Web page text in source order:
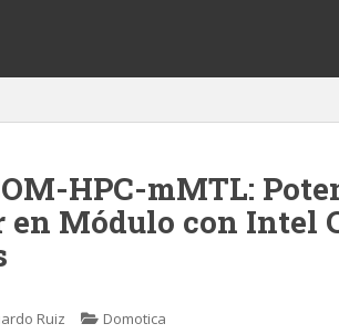
HPC-mMTL:
en Módulo con Intel
Ruiz Domotica